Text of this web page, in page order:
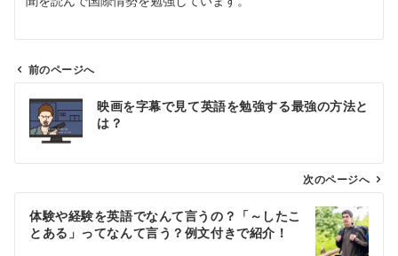
前のページへ
映画を字幕で見て英語を勉強する最強の方法と
は？
次のページへ
体験や経験を英語でなんて言うの？「～したこ
とある」ってなんて言う？例文付きで紹介！